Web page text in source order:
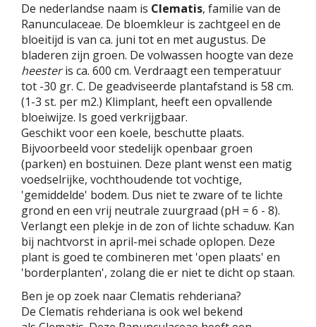
De nederlandse naam is Clematis, familie van de
Ranunculaceae. De bloemkleur is zachtgeel en de
bloeitijd is van ca. juni tot en met augustus. De
bladeren zijn groen. De volwassen hoogte van deze
heesteris ca. 600 cm. Verdraagt een temperatuur
tot -30 gr. C. De geadviseerde plantafstand is 58 cm.
(1-3 st. per m2.) Klimplant, heeft een opvallende
bloeiwijze. Is goed verkrijgbaar.
Geschikt voor een koele, beschutte plaats.
Bijvoorbeeld voor stedelijk openbaar groen
(parken) en bostuinen. Deze plant wenst een matig
voedselrijke, vochthoudende tot vochtige,
'gemiddelde' bodem. Dus niet te zware of te lichte
grond en een vrij neutrale zuurgraad (pH = 6 - 8).
Verlangt een plekje in de zon of lichte schaduw. Kan
bij nachtvorst in april-mei schade oplopen. Deze
plant is goed te combineren met 'open plaats' en
'borderplanten', zolang die er niet te dicht op staan.
Ben je op zoek naar Clematis rehderiana?
De Clematis rehderiana is ook wel bekend